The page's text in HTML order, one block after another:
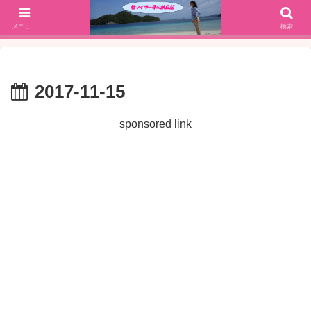
SFC修行(2016年解脱!)からJGC修行(2017年解脱)を決意、絶景や美味しいもの
大好きな働く陸マイラー母の旅行ブログ
2017-11-15
sponsored link
メニュー 検索